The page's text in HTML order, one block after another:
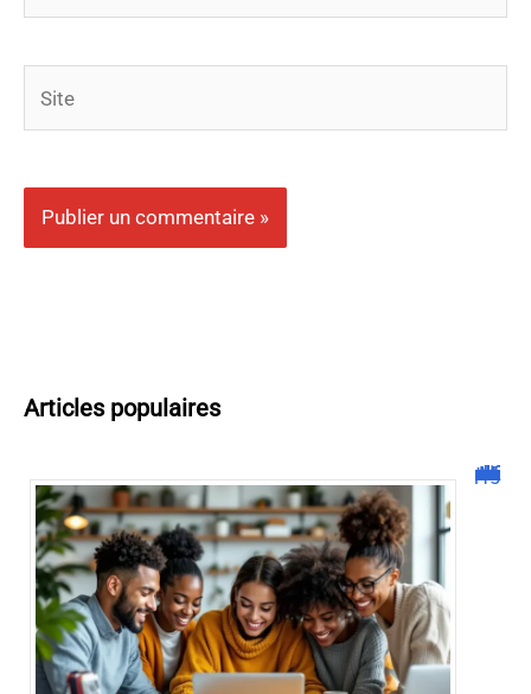
Articles populaires
Malgrim com : tout ce que vous devez savoir sur la plateforme !